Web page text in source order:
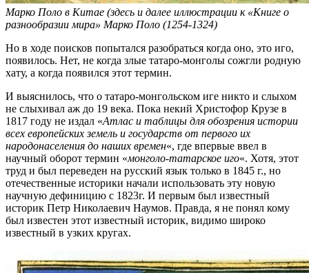
Марко Поло в Китае (здесь и далее иллюстрации к «Книге о
разнообразии мира» Марко Поло (1254-1324)
Но в ходе поисков попытался разобраться когда оно, это иго,
появилось. Нет, не когда злые татаро-монголы сожгли родную
хату, а когда появился этот термин.
И выяснилось, что о татаро-монгольском иге никто и слыхом
не слыхивал аж до 19 века. Пока некий Христофор Крузе в
1817 году не издал «Атлас и таблицы для обозрения истории
всех европейских земель и государств от первого их
народонаселения до наших времен«, где впервые ввел в
научный оборот термин «монголо-татарское иго«. Хотя, этот
труд и был переведен на русский язык только в 1845 г., но
отечественные историки начали использовать эту новую
научную дефиницию с 1823г. И первым был известный
историк Петр Николаевич Наумов. Правда, я не понял кому
был известен этот известный историк, видимо широко
известный в узких кругах.